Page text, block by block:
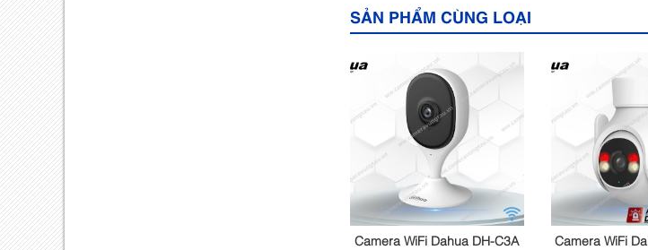
SẢN PHẨM CÙNG LOẠI
Camera WiFi Dahua DH-C3A
Camera WiFi